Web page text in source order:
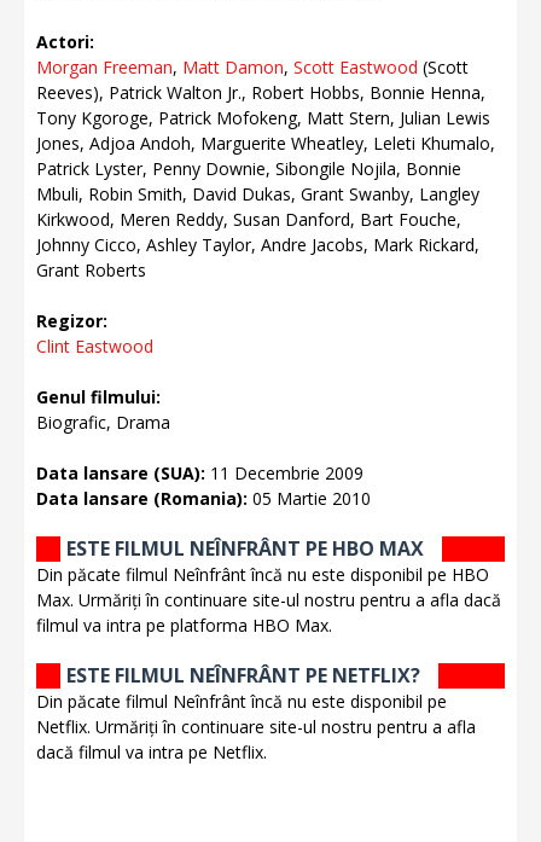
Actori:
Morgan Freeman, Matt Damon, Scott Eastwood (Scott
Reeves), Patrick Walton Jr., Robert Hobbs, Bonnie Henna,
Tony Kgoroge, Patrick Mofokeng, Matt Stern, Julian Lewis
Jones, Adjoa Andoh, Marguerite Wheatley, Leleti Khumalo,
Patrick Lyster, Penny Downie, Sibongile Nojila, Bonnie
Mbuli, Robin Smith, David Dukas, Grant Swanby, Langley
Kirkwood, Meren Reddy, Susan Danford, Bart Fouche,
Johnny Cicco, Ashley Taylor, Andre Jacobs, Mark Rickard,
Grant Roberts
Regizor:
Clint Eastwood
Genul filmului:
Biografic, Drama
Data lansare (SUA): 11 Decembrie 2009
Data lansare (Romania): 05 Martie 2010
ESTE FILMUL NEÎNFRÂNT PE HBO MAX
Din păcate filmul Neînfrânt încă nu este disponibil pe HBO
Max. Urmăriți în continuare site-ul nostru pentru a afla dacă
filmul va intra pe platforma HBO Max.
ESTE FILMUL NEÎNFRÂNT PE NETFLIX?
Din păcate filmul Neînfrânt încă nu este disponibil pe
Netflix. Urmăriți în continuare site-ul nostru pentru a afla
dacă filmul va intra pe Netflix.